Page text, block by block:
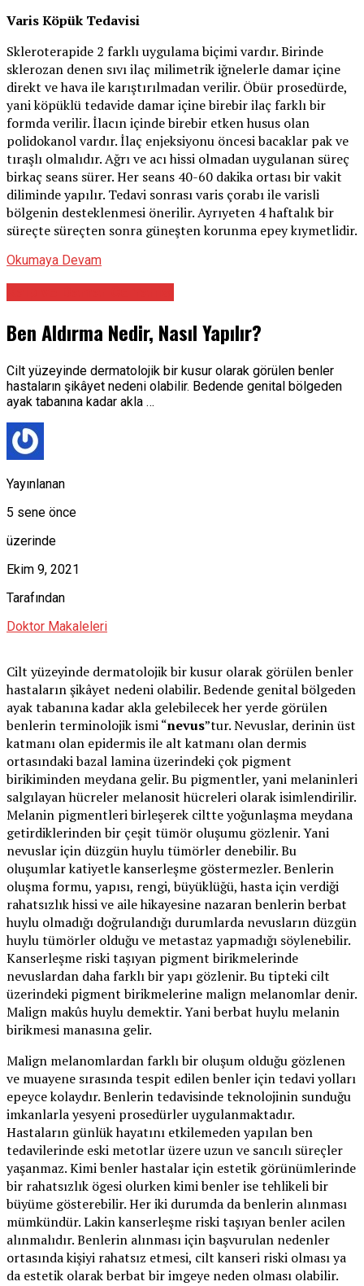
Varis Köpük Tedavisi
Skleroterapide 2 farklı uygulama biçimi vardır. Birinde
sklerozan denen sıvı ilaç milimetrik iğnelerle damar içine
direkt ve hava ile karıştırılmadan verilir. Öbür prosedürde,
yani köpüklü tedavide damar içine birebir ilaç farklı bir
formda verilir. İlacın içinde birebir etken husus olan
polidokanol vardır. İlaç enjeksiyonu öncesi bacaklar pak ve
tıraşlı olmalıdır. Ağrı ve acı hissi olmadan uygulanan süreç
birkaç seans sürer. Her seans 40-60 dakika ortası bir vakit
diliminde yapılır. Tedavi sonrası varis çorabı ile varisli
bölgenin desteklenmesi önerilir. Ayrıyeten 4 haftalık bir
süreçte süreçten sonra güneşten korunma epey kıymetlidir.
Okumaya Devam
Ben Aldırma Nedir, Nasıl Yapılır?
Cilt yüzeyinde dermatolojik bir kusur olarak görülen benler
hastaların şikâyet nedeni olabilir. Bedende genital bölgeden
ayak tabanına kadar akla …
Yayınlanan
5 sene önce
üzerinde
Ekim 9, 2021
Tarafından
Doktor Makaleleri
Cilt yüzeyinde dermatolojik bir kusur olarak görülen benler
hastaların şikâyet nedeni olabilir. Bedende genital bölgeden
ayak tabanına kadar akla gelebilecek her yerde görülen
benlerin terminolojik ismi “nevus”tur. Nevuslar, derinin üst
katmanı olan epidermis ile alt katmanı olan dermis
ortasındaki bazal lamina üzerindeki çok pigment
birikiminden meydana gelir. Bu pigmentler, yani melaninleri
salgılayan hücreler melanosit hücreleri olarak isimlendirilir.
Melanin pigmentleri birleşerek ciltte yoğunlaşma meydana
getirdiklerinden bir çeşit tümör oluşumu gözlenir. Yani
nevuslar için düzgün huylu tümörler denebilir. Bu
oluşumlar katiyetle kanserleşme göstermezler. Benlerin
oluşma formu, yapısı, rengi, büyüklüğü, hasta için verdiği
rahatsızlık hissi ve aile hikayesine nazaran benlerin berbat
huylu olmadığı doğrulandığı durumlarda nevusların düzgün
huylu tümörler olduğu ve metastaz yapmadığı söylenebilir.
Kanserleşme riski taşıyan pigment birikmelerinde
nevuslardan daha farklı bir yapı gözlenir. Bu tipteki cilt
üzerindeki pigment birikmelerine malign melanomlar denir.
Malign makûs huylu demektir. Yani berbat huylu melanin
birikmesi manasına gelir.
Malign melanomlardan farklı bir oluşum olduğu gözlenen
ve muayene sırasında tespit edilen benler için tedavi yolları
epeyce kolaydır. Benlerin tedavisinde teknolojinin sunduğu
imkanlarla yesyeni prosedürler uygulanmaktadır.
Hastaların günlük hayatını etkilemeden yapılan ben
tedavilerinde eski metotlar üzere uzun ve sancılı süreçler
yaşanmaz. Kimi benler hastalar için estetik görünümlerinde
bir rahatsızlık ögesi olurken kimi benler ise tehlikeli bir
büyüme gösterebilir. Her iki durumda da benlerin alınması
mümkündür. Lakin kanserleşme riski taşıyan benler acilen
alınmalıdır. Benlerin alınması için başvurulan nedenler
ortasında kişiyi rahatsız etmesi, cilt kanseri riski olması ya
da estetik olarak berbat bir imgeye neden olması olabilir.